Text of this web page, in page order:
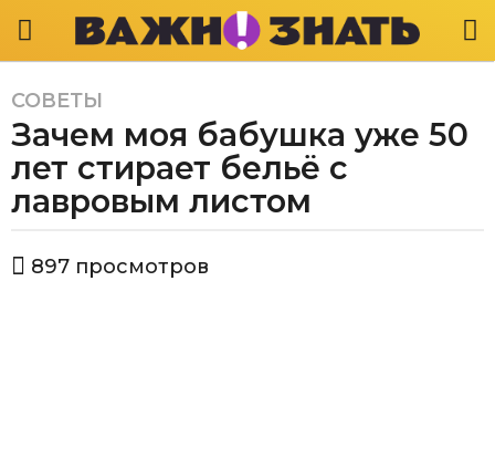
2
г
д
а
g
СОВЕТЫ
Зачем моя бабушка уже 50
лет стирает бельё с
лавровым листом
в
897 просмотров